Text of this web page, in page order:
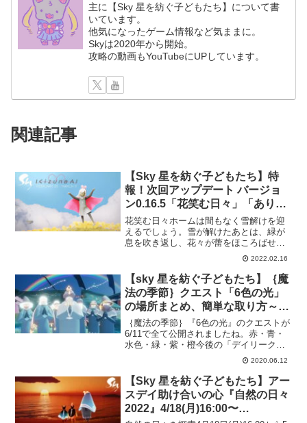
主に【Sky 星を紡ぐ子どもたち】について書
いています。
他気になったゲーム情報など気ままに。
Skyは2020年から開始。
攻略の動画もYouTubeにUPしています。
関連記事
【Sky 星を紡ぐ子どもたち】特
報！次回アップデート バージョ
ン0.16.5「花笑む日々」「ありが
とうキズナアイ」「シェアスペー
スの改良」
花笑む日々ホームは間もなく雪解けを迎
えるでしょう。雪が解けたあとは、緑が
息を吹き返し、花々が蕾をほころばせ
る、そう、花笑む日々が帰ってきます！
とある地方には優しく揺れる新たな木が
登場します。その木に咲く花々は光のか
けらと一緒にきらきらと輝き...
2022.02.16
【sky 星を紡ぐ子どもたち】｛魔
法の季節｝クエスト「6色の光」
の場所まとめ、簡単な取り方～取
りやすい位置などご紹介
｛魔法の季節｝『6色の光』のクエストが
6/11で全て公開されましたね。赤・青・
水色・緑・紫・橙今後の「デイリークエ
スト」でも度々出てくると思います。簡
単な取り方を下記にまとめておきます。
光は追いかけなくても、特定の位置で待
っていれば光の方か...
2020.06.12
【Sky 星を紡ぐ子どもたち】アー
スデイ助け合いの心『自然の日々
2022』4/18(月)16:00〜